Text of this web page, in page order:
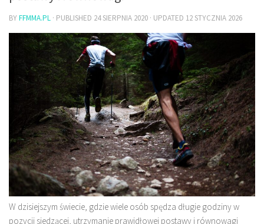
BYFFMMA.PL · PUBLISHED 24 SIERPNIA 2020 · UPDATED 12 STYCZNIA 2026
W dzisiejszym świecie, gdzie wiele osób spędza długie godziny w
pozycji siedzącej, utrzymanie prawidłowej postawy i równowagi